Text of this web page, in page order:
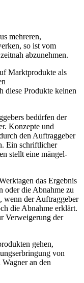
mehreren,
so ist vom
abzunehmen.
Marktprodukte als
diese Produkte keinen
bedürfen der
Konzepte und
den Auftraggeber
Ein schriftlicher
stellt eine mängel-
das Ergebnis
oder die Abnahme zu
wenn der Auftraggeber
die Abnahme erklärt.
Verweigerung der
gehen,
von
an den